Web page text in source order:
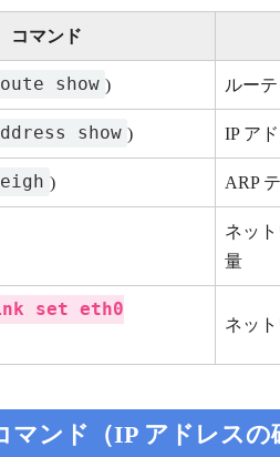
コマンド
show ) ルー
show ) IP ア
) ARP
ネッ
量
set eth0
ネッ
マンド（IP アドレスの